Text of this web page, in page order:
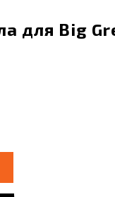
для Big